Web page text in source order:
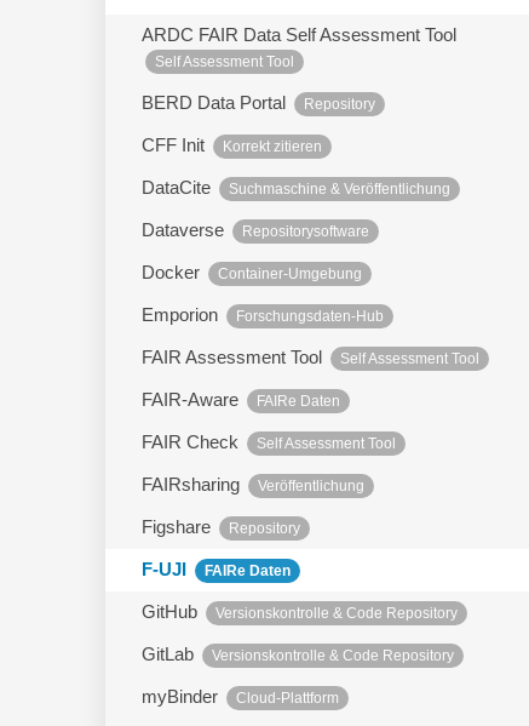
ARDC FAIR Data Self Assessment Tool
Self Assessment Tool
BERD Data Portal Repository
CFF Init Korrekt zitieren
DataCite Suchmaschine & Veröffentlichung
Dataverse Repositorysoftware
Docker Container-Umgebung
Emporion Forschungsdaten-Hub
FAIR Assessment Tool Self Assessment Tool
FAIR-Aware FAIRe Daten
FAIR Check Self Assessment Tool
FAIRsharing Veröffentlichung
Figshare Repository
F-UJI FAIRe Daten
GitHub Versionskontrolle & Code Repository
GitLab Versionskontrolle & Code Repository
myBinder Cloud-Plattform